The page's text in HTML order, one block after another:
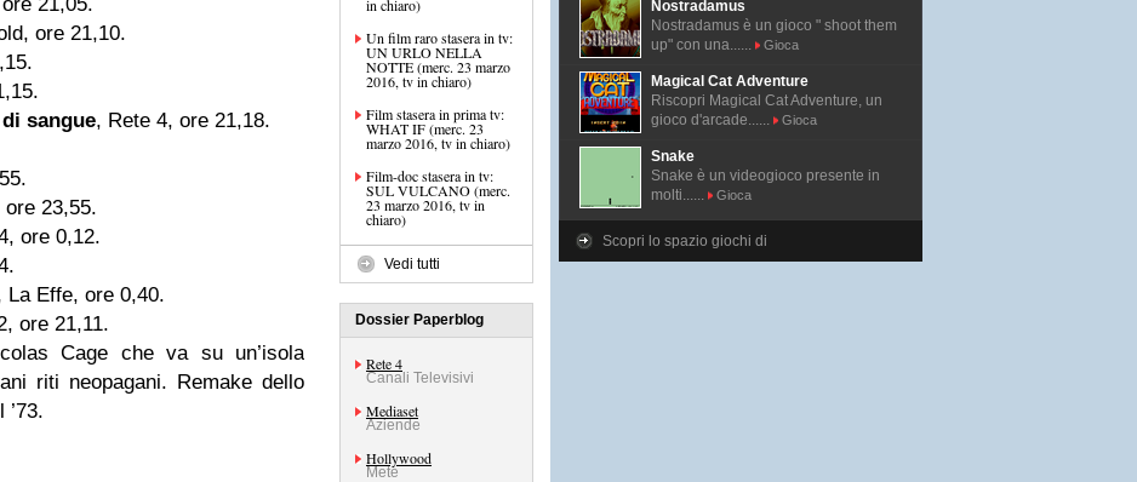
ore 21,10.
sangue, Rete 4, ore 21,18.
23,55.
ore 0,12.
La Effe, ore 0,40.
ore 21,11.
Cage che va su un’isola
riti neopagani. Remake dello
’73.
in chiaro)
Un film raro stasera in tv:
UN URLO NELLA
NOTTE (merc. 23 marzo
2016, tv in chiaro)
Film stasera in prima tv:
WHAT IF (merc. 23
marzo 2016, tv in chiaro)
Film-doc stasera in tv:
SUL VULCANO (merc.
23 marzo 2016, tv in
chiaro)
Vedi tutti
Dossier Paperblog
Rete 4
Canali Televisivi
Mediaset
Aziende
Hollywood
Mete
Nostradamus
Nostradamus è un gioco " shoot them
up" con una......
Gioca
Magical Cat Adventure
Riscopri Magical Cat Adventure, un
gioco d'arcade......
Gioca
Snake
Snake è un videogioco presente in
molti......
Gioca
Scopri lo spazio giochi di